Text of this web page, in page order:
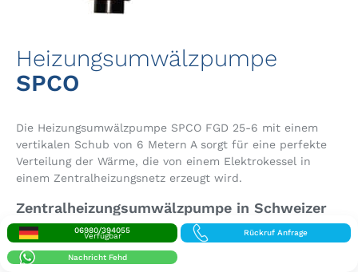
06980/394055
Verfügbar
Nachricht Fehd
Rückruf Anfrage
Heizungsumwälzpumpe
SPCO
Die Heizungsumwälzpumpe SPCO FGD 25-6 mit einem
vertikalen Schub von 6 Metern A sorgt für eine perfekte
Verteilung der Wärme, die von einem Elektrokessel in
einem Zentralheizungsnetz erzeugt wird.
Zentralheizungsumwälzpumpe in Schweizer
Qualität
Bei vielen Transmittern wird eine Heizungsumwälzpumpe
verwendet. (Heizkörper + Fußbodenheizung...)